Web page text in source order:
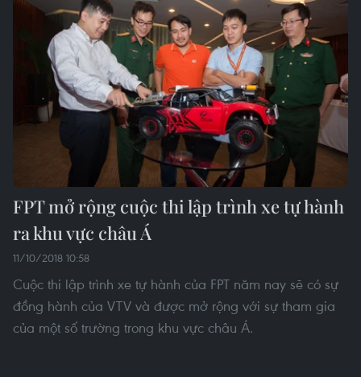
FPT mở rộng cuộc thi lập trình xe tự hành
ra khu vực châu Á
11/10/2018 10:58
Cuộc thi lập trình xe tự hành của FPT năm nay sẽ có sự
đồng hành của VTV và được mở rộng với sự tham gia
của một số trường trong khu vực châu Á.